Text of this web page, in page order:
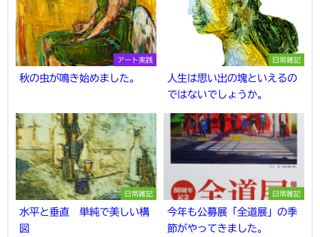
アート実践
秋の虫が鳴き始めました。
日常雑記
人生は思い出の塊といえるの
ではないでしょうか。
日常雑記
水平と垂直 単純で美しい構
図
日常雑記
今年も公募展「全道展」の季
節がやってきました。